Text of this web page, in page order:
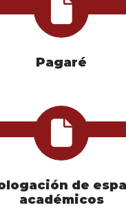
Pagaré
de
académicos